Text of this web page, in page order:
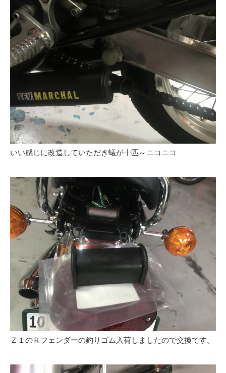
いい感じに改造していただき蟻が十匹～ニコニコ
Ｚ１のＲフェンダーの釣りゴム入荷しましたので交換です。